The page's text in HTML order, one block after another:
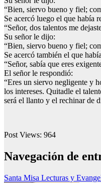
“Bien, siervo bueno y fiel;
Se acercó luego el que había
“Señor, dos talentos me
Su señor le dijo:
“Bien, siervo bueno y fiel;
Se acercó también el que
“Señor, sabía que eres
El señor le respondió:
“Eres un siervo negligente y
los intereses. Quitadle el
será el llanto y el rechinar de
Post Views: 964
Navegación de
Santa Misa Lecturas y